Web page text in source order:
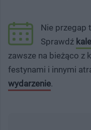
Nie przegap
Sprawdź
zawsze na bieżąco z
festynami i innymi
wydarzenie.